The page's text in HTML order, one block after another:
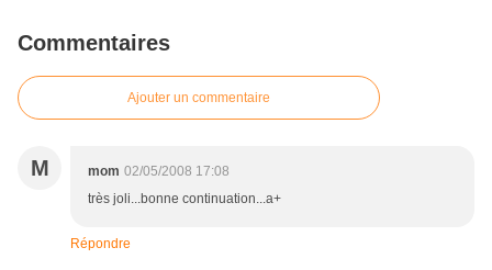
Commentaires
Ajouter un commentaire
M mom 02/05/2008 17:08
très joli...bonne continuation...a+
Répondre